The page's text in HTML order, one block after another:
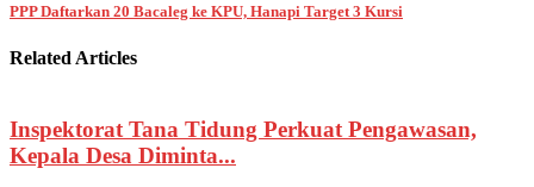
PPP Daftarkan 20 Bacaleg ke KPU, Hanapi Target 3 Kursi
Related Articles
Inspektorat Tana Tidung Perkuat Pengawasan,
Kepala Desa Diminta...